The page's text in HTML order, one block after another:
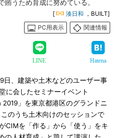
賄うため育成に努めている。
[ 湊日和 ，BUILT]
PC用表示
関連情報
LINE Hatena
、建築や土木などのユーザー事
に会したセミナーイベント
」を東京都港区のグランドニ
のうち土木向けのセッションで
CIMを「作る」から「使う」をキ